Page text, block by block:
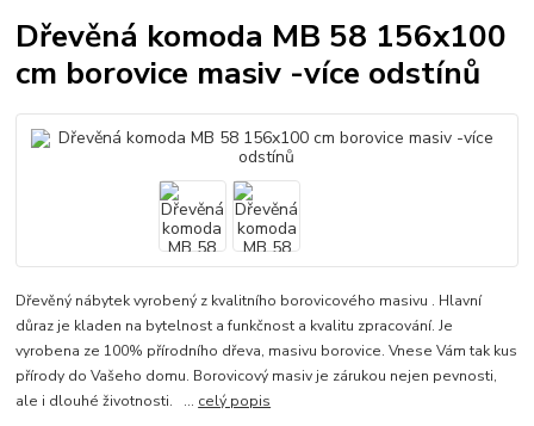
Dřevěná komoda MB 58 156x100
cm borovice masiv -více odstínů
Dřevěný nábytek vyrobený z kvalitního borovicového masivu . Hlavní
důraz je kladen na bytelnost a funkčnost a kvalitu zpracování. Je
vyrobena ze 100% přírodního dřeva, masivu borovice. Vnese Vám tak kus
přírody do Vašeho domu. Borovicový masiv je zárukou nejen pevnosti,
ale i dlouhé životnosti. ... celý popis